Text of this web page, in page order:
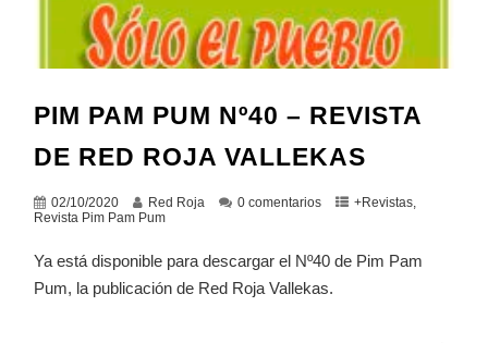
PIM PAM PUM Nº40 – REVISTA
DE RED ROJA VALLEKAS
02/10/2020 Red Roja 0 comentarios +Revistas,
Revista Pim Pam Pum
Ya está disponible para descargar el Nº40 de Pim Pam
Pum, la publicación de Red Roja Vallekas.